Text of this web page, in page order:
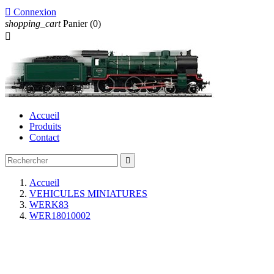
 Connexion
shopping_cart Panier (0)

Accueil
Produits
Contact

Accueil
VEHICULES MINIATURES
WERK83
WER18010002